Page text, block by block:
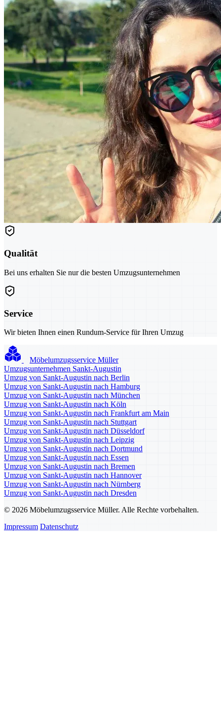
Qualität
Bei uns erhalten Sie nur die besten Umzugsunternehmen
Service
Wir bieten Ihnen einen Rundum-Service für Ihren Umzug
Möbelumzugsservice Müller
Umzugsunternehmen Sankt-Augustin
Umzug von Sankt-Augustin nach Berlin
Umzug von Sankt-Augustin nach Hamburg
Umzug von Sankt-Augustin nach München
Umzug von Sankt-Augustin nach Köln
Umzug von Sankt-Augustin nach Frankfurt am Main
Umzug von Sankt-Augustin nach Stuttgart
Umzug von Sankt-Augustin nach Düsseldorf
Umzug von Sankt-Augustin nach Leipzig
Umzug von Sankt-Augustin nach Dortmund
Umzug von Sankt-Augustin nach Essen
Umzug von Sankt-Augustin nach Bremen
Umzug von Sankt-Augustin nach Hannover
Umzug von Sankt-Augustin nach Nürnberg
Umzug von Sankt-Augustin nach Dresden
© 2026 Möbelumzugsservice Müller. Alle Rechte vorbehalten.
Impressum Datenschutz